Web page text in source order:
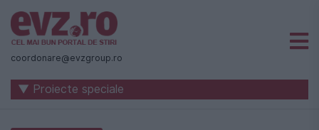
Știri
naționale
internaționale
coordonare@evzgroup.ro
▼ Proiecte speciale